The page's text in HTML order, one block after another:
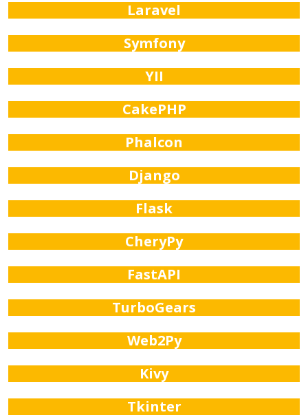
Laravel
Symfony
YII
CakePHP
Phalcon
Django
Flask
CheryPy
FastAPI
TurboGears
Web2Py
Kivy
Tkinter